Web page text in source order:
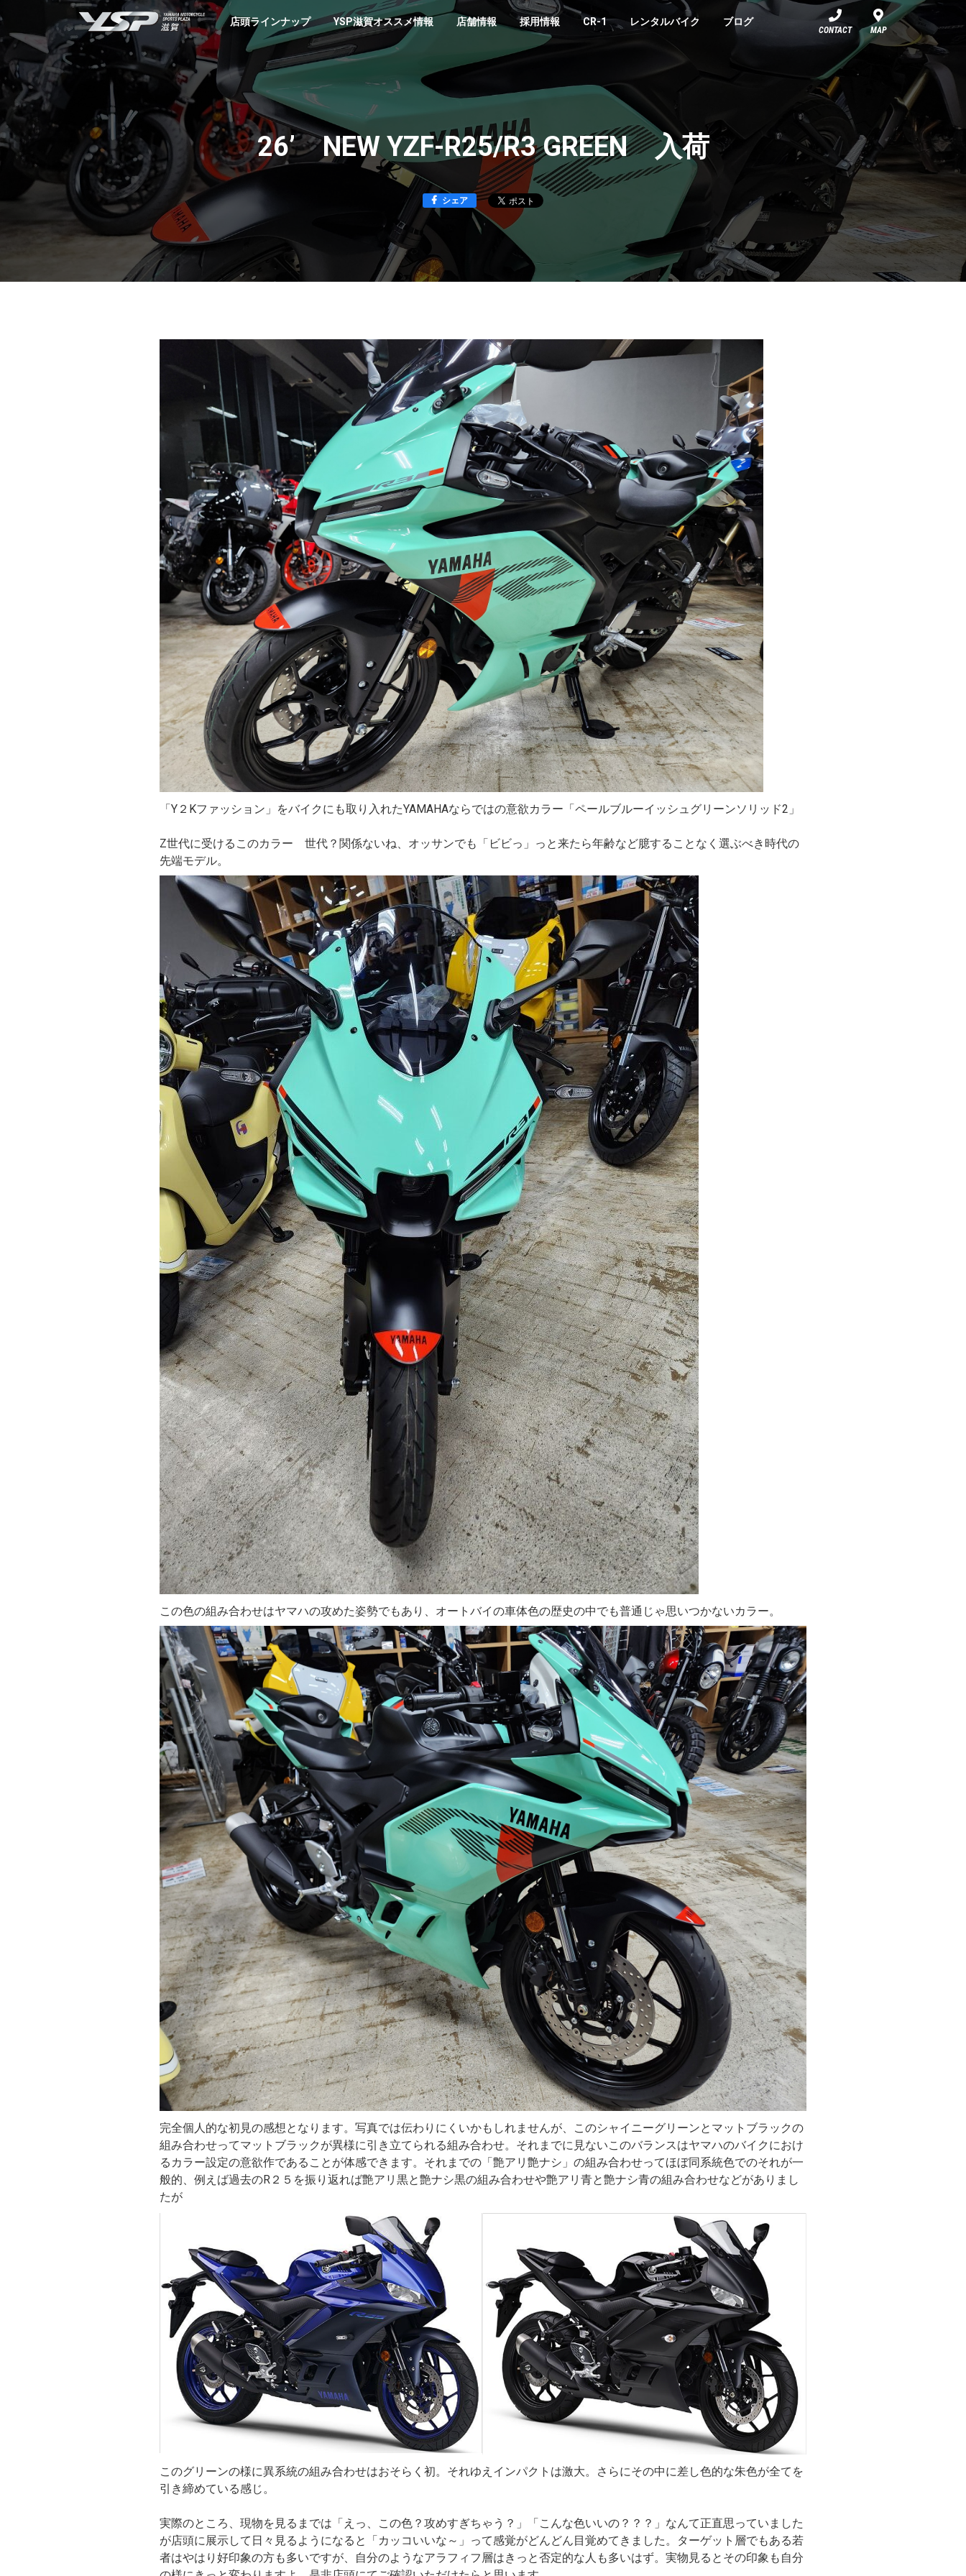
YSP滋賀店頭ラインナップ YSP滋賀オススメ情報 店舗情報 採用情報 CR-1 レンタルバイク ブログ
CONTACT MAP
26’ NEW YZF-R25/R3 GREEN 入荷
シェア
「Y２Kファッション」をバイクにも取り入れたYAMAHAならではの意欲カラー「ペールブルーイッシュグリーンソリッド2」
Z世代に受けるこのカラー 世代？関係ないね、オッサンでも「ビビっ」っと来たら年齢など臆することなく選ぶべき時代の
先端モデル。
この色の組み合わせはヤマハの攻めた姿勢でもあり、オートバイの車体色の歴史の中でも普通じゃ思いつかないカラー。
完全個人的な初見の感想となります。写真では伝わりにくいかもしれませんが、このシャイニーグリーンとマットブラックの
組み合わせってマットブラックが異様に引き立てられる組み合わせ。それまでに見ないこのバランスはヤマハのバイクにおけ
るカラー設定の意欲作であることが体感できます。それまでの「艶アリ艶ナシ」の組み合わせってほぼ同系統色でのそれが一
般的、例えば過去のR２５を振り返れば艶アリ黒と艶ナシ黒の組み合わせや艶アリ青と艶ナシ青の組み合わせなどがありまし
たが
このグリーンの様に異系統の組み合わせはおそらく初。それゆえインパクトは激大。さらにその中に差し色的な朱色が全てを
引き締めている感じ。
実際のところ、現物を見るまでは「えっ、この色？攻めすぎちゃう？」「こんな色いいの？？？」なんて正直思っていました
が店頭に展示して日々見るようになると「カッコいいな～」って感覚がどんどん目覚めてきました。ターゲット層でもある若
者はやはり好印象の方も多いですが、自分のようなアラフィフ層はきっと否定的な人も多いはず。実物見るとその印象も自分